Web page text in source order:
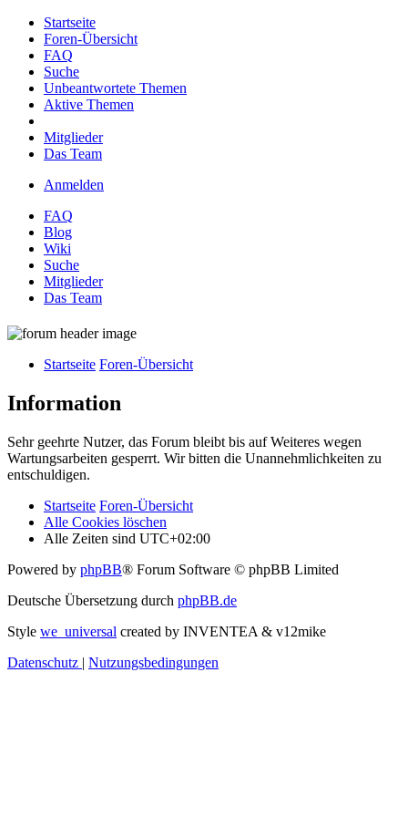
Startseite
Foren-Übersicht
FAQ
Suche
Unbeantwortete Themen
Aktive Themen
Mitglieder
Das Team
Anmelden
FAQ
Blog
Wiki
Suche
Mitglieder
Das Team
Startseite Foren-Übersicht
Information
Sehr geehrte Nutzer, das Forum bleibt bis auf Weiteres wegen
Wartungsarbeiten gesperrt. Wir bitten die Unannehmlichkeiten zu
entschuldigen.
Startseite Foren-Übersicht
Alle Cookies löschen
Alle Zeiten sind UTC+02:00
Powered by phpBB® Forum Software © phpBB Limited
Deutsche Übersetzung durch phpBB.de
Style we_universal created by INVENTEA & v12mike
Datenschutz | Nutzungsbedingungen